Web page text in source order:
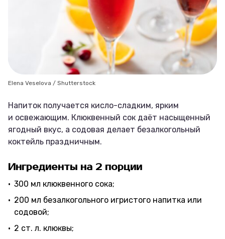
Elena Veselova / Shutterstock
Напиток получается кисло-сладким, ярким
и освежающим. Клюквенный сок даёт насыщенный
ягодный вкус, а содовая делает безалкогольный
коктейль праздничным.
Ингредиенты на 2 порции
300 мл клюквенного сока;
200 мл безалкогольного игристого напитка или
содовой;
2 ст. л. клюквы;